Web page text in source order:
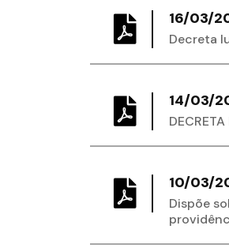
16/03/
Decreta
14/03/
10/03/
Dispõe